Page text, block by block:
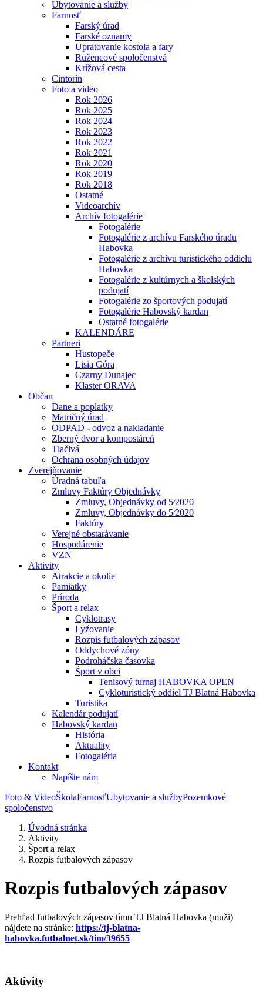
Ubytovanie a služby
Farnosť
Farský úrad
Farské oznamy
Upratovanie kostola a fary
Ružencové spoločenstvá
Krížová cesta
Cintorín
Foto a video
Rok 2026
Rok 2025
Rok 2024
Rok 2023
Rok 2022
Rok 2021
Rok 2020
Rok 2019
Rok 2018
Ostatné
Videoarchív
Archív fotogalérie
Fotogalérie
Fotogalérie z archívu Farského úradu
Habovka
Fotogalérie z archívu turistického oddielu
Habovka
Fotogalérie z kultúrnych a školských
podujatí
Fotogalérie zo športových podujatí
Fotogalérie Habovský kardan
Ostatné fotogalérie
KALENDÁRE
Partneri
Hustopeče
Lisia Góra
Czarny Dunajec
Klaster ORAVA
Občan
Dane a poplatky
Matričný úrad
ODPAD - odvoz a nakladanie
Zberný dvor a kompostáreň
Tlačivá
Ochrana osobných údajov
Zverejňovanie
Úradná tabuľa
Zmluvy Faktúry Objednávky
Zmluvy, Objednávky od 5⁄2020
Zmluvy, Objednávky do 5⁄2020
Faktúry
Verejné obstarávanie
Hospodárenie
VZN
Aktivity
Atrakcie a okolie
Pamiatky
Príroda
Šport a relax
Cyklotrasy
Lyžovanie
Rozpis futbalových zápasov
Oddychové zóny
Podroháčska časovka
Šport v obci
Tenisový turnaj HABOVKA OPEN
Cykloturistický oddiel TJ Blatná Habovka
Turistika
Kalendár podujatí
Habovský kardan
História
Aktuality
Fotogaléria
Kontakt
Napíšte nám
Foto & VideoŠkolaFarnosťUbytovanie a službyPozemkové
spoločenstvo
Úvodná stránka
Aktivity
Šport a relax
Rozpis futbalových zápasov
Rozpis futbalových zápasov
Prehľad futbalových zápasov tímu TJ Blatná Habovka (muži)
nájdete na stránke: https://tj-blatna-
habovka.futbalnet.sk/tim/39655
Aktivity